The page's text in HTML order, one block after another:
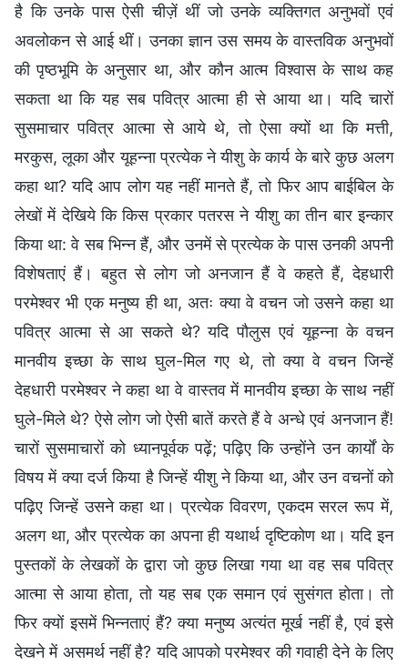
है कि उनके पास ऐसी चीज़ें थीं जो उनके व्यक्तिगत अनुभवों एवं
अवलोकन से आई थीं। उनका ज्ञान उस समय के वास्तविक अनुभवों
की पृष्ठभूमि के अनुसार था, और कौन आत्म विश्वास के साथ कह
सकता था कि यह सब पवित्र आत्मा ही से आया था। यदि चारों
सुसमाचार पवित्र आत्मा से आये थे, तो ऐसा क्यों था कि मत्ती,
मरकुस, लूका और यूहन्ना प्रत्येक ने यीशु के कार्य के बारे कुछ अलग
कहा था? यदि आप लोग यह नहीं मानते हैं, तो फिर आप बाईबिल के
लेखों में देखिये कि किस प्रकार पतरस ने यीशु का तीन बार इन्कार
किया था: वे सब भिन्न हैं, और उनमें से प्रत्येक के पास उनकी अपनी
विशेषताएं हैं। बहुत से लोग जो अनजान हैं वे कहते हैं, देहधारी
परमेश्वर भी एक मनुष्य ही था, अतः क्या वे वचन जो उसने कहा था
पवित्र आत्मा से आ सकते थे? यदि पौलुस एवं यूहन्ना के वचन
मानवीय इच्छा के साथ घुल-मिल गए थे, तो क्या वे वचन जिन्हें
देहधारी परमेश्वर ने कहा था वे वास्तव में मानवीय इच्छा के साथ नहीं
घुले-मिले थे? ऐसे लोग जो ऐसी बातें करते हैं वे अन्धे एवं अनजान हैं!
चारों सुसमाचारों को ध्यानपूर्वक पढ़ें; पढ़िए कि उन्होंने उन कार्यों के
विषय में क्या दर्ज किया है जिन्हें यीशु ने किया था, और उन वचनों को
पढ़िए जिन्हें उसने कहा था। प्रत्येक विवरण, एकदम सरल रूप में,
अलग था, और प्रत्येक का अपना ही यथार्थ दृष्टिकोण था। यदि इन
पुस्तकों के लेखकों के द्वारा जो कुछ लिखा गया था वह सब पवित्र
आत्मा से आया होता, तो यह सब एक समान एवं सुसंगत होता। तो
फिर क्यों इसमें भिन्नताएं हैं? क्या मनुष्य अत्यंत मूर्ख नहीं है, एवं इसे
देखने में असमर्थ नहीं है? यदि आपको परमेश्वर की गवाही देने के लिए